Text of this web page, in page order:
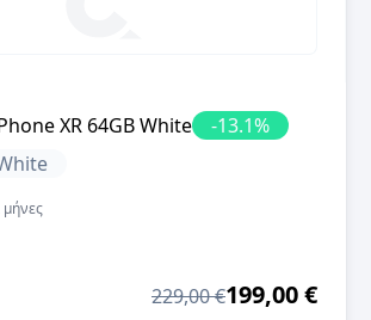
XR 64GB White -13.1%
μήνες
229,00 €199,00 €